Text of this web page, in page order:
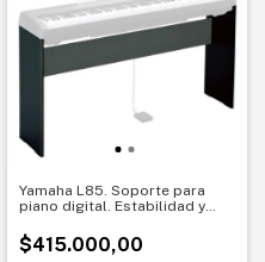
Yamaha L85. Soporte para
piano digital. Estabilidad y
$415.000,00